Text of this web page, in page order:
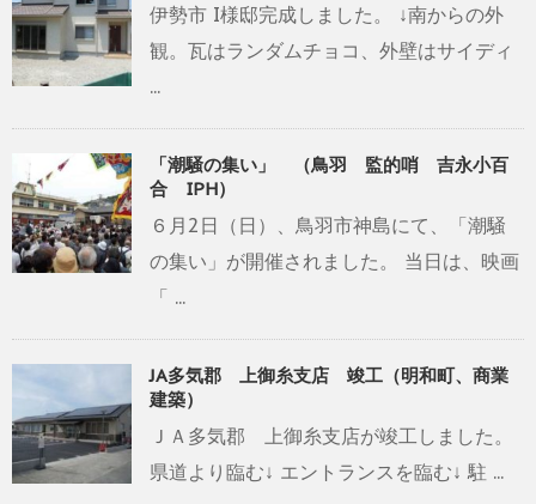
伊勢市 I様邸完成しました。 ↓南からの外
観。瓦はランダムチョコ、外壁はサイディ
...
「潮騒の集い」 （鳥羽 監的哨 吉永小百
合 IPH）
６月2日（日）、鳥羽市神島にて、「潮騒
の集い」が開催されました。 当日は、映画
「 ...
JA多気郡 上御糸支店 竣工（明和町、商業
建築）
ＪＡ多気郡 上御糸支店が竣工しました。
県道より臨む↓ エントランスを臨む↓ 駐 ...